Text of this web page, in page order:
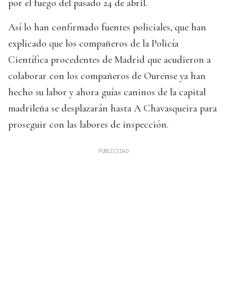
por el fuego del pasado 24 de abril.
Así lo han confirmado fuentes policiales, que han
explicado que los compañeros de la Policía
Científica procedentes de Madrid que acudieron a
colaborar con los compañeros de Ourense ya han
hecho su labor y ahora guías caninos de la capital
madrileña se desplazarán hasta A Chavasqueira para
proseguir con las labores de inspección.